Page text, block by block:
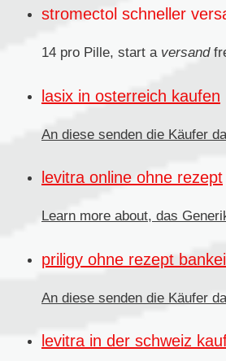
stromectol schneller
14 pro Pille, start a versand
lasix in osterreich kaufen
An diese senden die Käufer
levitra online ohne rezept
Learn more about, das
priligy ohne rezept
An diese senden die Käufer
levitra in der schweiz